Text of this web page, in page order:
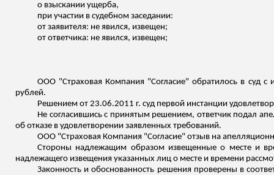
о взыскании ущерба,
при участии в судебном заседании:
от заявителя: не явился, извещен;
от ответчика: не явился, извещен;
ООО "Страховая Компания "Согласие" обратилось в суд с
рублей.
Решением от 23.06.2011 г. суд первой инстанции
Не согласившись с принятым решением, ответчик подал
об отказе в удовлетворении заявленных требований.
ООО "Страховая Компания "Согласие" отзыв на
Стороны надлежащим образом извещенные о месте и
надлежащего извещения указанных лиц о месте и времени
Законность и обоснованность решения проверены в